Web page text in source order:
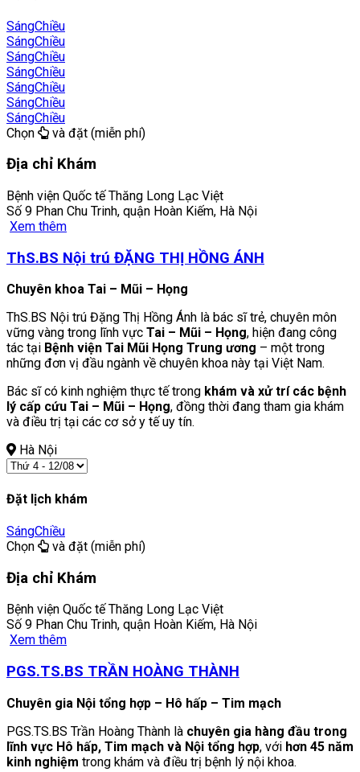
SángChiều
SángChiều
SángChiều
SángChiều
SángChiều
SángChiều
SángChiều
Chọn
và đặt (miễn phí)
Địa chỉ Khám
Bệnh viện Quốc tế Thăng Long Lạc Việt
Số 9 Phan Chu Trinh, quận Hoàn Kiếm, Hà Nội
Xem thêm
ThS.BS Nội trú ĐẶNG THỊ HỒNG ÁNH
Chuyên khoa Tai – Mũi – Họng
ThS.BS Nội trú Đặng Thị Hồng Ánh là bác sĩ trẻ, chuyên môn
vững vàng trong lĩnh vực Tai – Mũi – Họng, hiện đang công
tác tại Bệnh viện Tai Mũi Họng Trung ương – một trong
những đơn vị đầu ngành về chuyên khoa này tại Việt Nam.
Bác sĩ có kinh nghiệm thực tế trong khám và xử trí các bệnh
lý cấp cứu Tai – Mũi – Họng, đồng thời đang tham gia khám
và điều trị tại các cơ sở y tế uy tín.
Hà Nội
Đặt lịch khám
SángChiều
Chọn
và đặt (miễn phí)
Địa chỉ Khám
Bệnh viện Quốc tế Thăng Long Lạc Việt
Số 9 Phan Chu Trinh, quận Hoàn Kiếm, Hà Nội
Xem thêm
PGS.TS.BS TRẦN HOÀNG THÀNH
Chuyên gia Nội tổng hợp – Hô hấp – Tim mạch
PGS.TS.BS Trần Hoàng Thành là chuyên gia hàng đầu trong
lĩnh vực Hô hấp, Tim mạch và Nội tổng hợp, với hơn 45 năm
kinh nghiệm trong khám và điều trị bệnh lý nội khoa.